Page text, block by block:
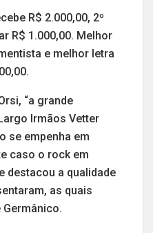
R$ 2.000,00, 2º
R$ 1.000,00. Melhor
e melhor letra
“a grande
Irmãos Vetter
se empenha em
caso o rock em
destacou a qualidade
as quais